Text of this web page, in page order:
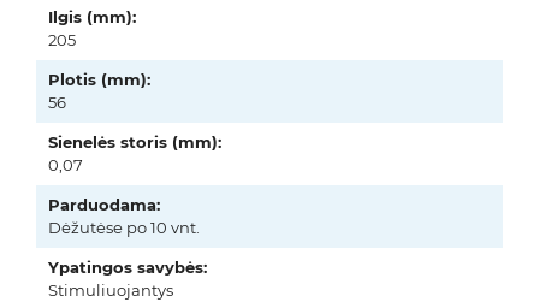
Ilgis (mm):
205
Plotis (mm):
56
Sienelės storis (mm):
0,07
Parduodama:
Dėžutėse po 10 vnt.
Ypatingos savybės:
Stimuliuojantys